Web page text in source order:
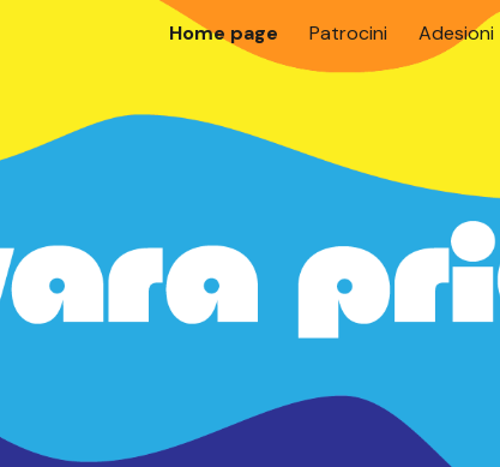
Skip to navigation
Home page Patrocini Adesioni